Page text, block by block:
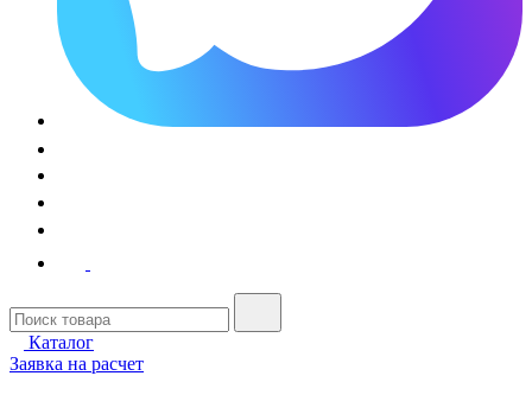
Каталог
Заявка на расчет